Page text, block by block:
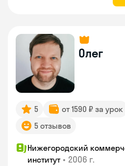
Олег
5 от 1590 ₽ за урок
5 отзывов
Нижегородский
институт • 2006 г.